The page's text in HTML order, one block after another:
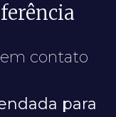
contato
para